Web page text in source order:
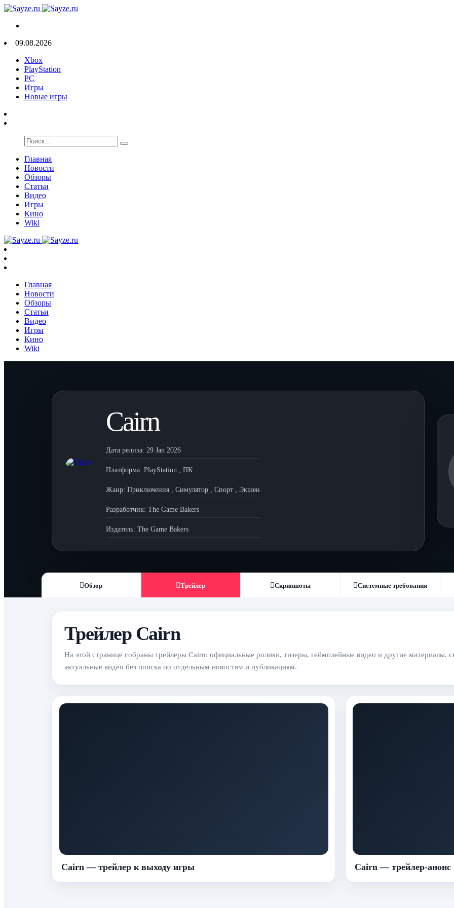
09.08.2026
Xbox
PlayStation
PC
Игры
Новые игры
Главная
Новости
Обзоры
Статьи
Видео
Игры
Кино
Wiki
Главная
Новости
Обзоры
Статьи
Видео
Игры
Кино
Wiki
Cairn
Дата релиза: 29 Jan 2026
Платформа: PlayStation , ПК
Жанр: Приключения , Симулятор , Спорт , Экшен
Разработчик: The Game Bakers
Издатель: The Game Bakers
Обзор Трейлер Скриншоты Системные требования
Трейлер Cairn
На этой странице собраны трейлеры Cairn: официальные ролики, тизеры, геймплейные видео и другие материалы,
актуальные видео без поиска по отдельным новостям и публикациям.
Cairn — трейлер к выходу игры Cairn — трейлер-анонс